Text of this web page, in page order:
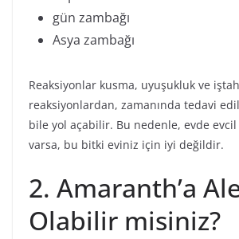
gün zambağı
Asya zambağı
Reaksiyonlar kusma, uyuşukluk ve
reaksiyonlardan, zamanında tedavi
bile yol açabilir. Bu nedenle, evde evcil
varsa, bu bitki eviniz için iyi değildir.
2. Amaranth’a
Olabilir misiniz?